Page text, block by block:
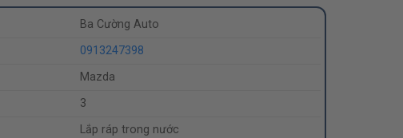
Ba Cường Auto
0913247398
Mazda
3
Lắp ráp trong nước